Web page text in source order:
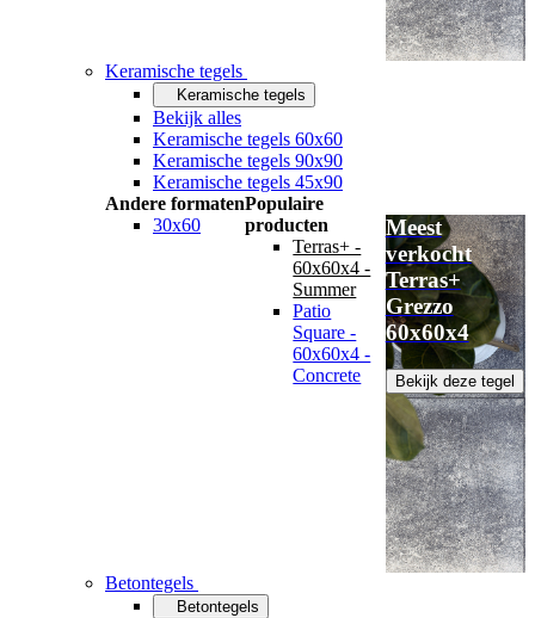
Keramische tegels
Keramische tegels
Bekijk alles
Keramische tegels 60x60
Keramische tegels 90x90
Keramische tegels 45x90
Andere formaten
30x60
Populaire
producten
Terras+ -
60x60x4 -
Summer
Patio
Square -
60x60x4 -
Concrete
Meest
verkocht
Terras+
Grezzo
60x60x4
Bekijk deze tegel
Betontegels
Betontegels